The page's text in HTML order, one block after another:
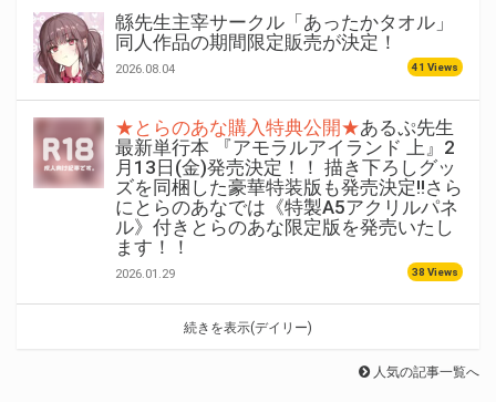
緜先生主宰サークル「あったかタオル」
同人作品の期間限定販売が決定！
2026.08.04 41 Views
★とらのあな購入特典公開★あるぷ先生
最新単行本 『アモラルアイランド 上』2
月13日(金)発売決定！！ 描き下ろしグッ
ズを同梱した豪華特装版も発売決定!!さら
にとらのあなでは《特製A5アクリルパネ
ル》付きとらのあな限定版を発売いたし
ます！！
2026.01.29 38 Views
続きを表示(デイリー)
人気の記事一覧へ